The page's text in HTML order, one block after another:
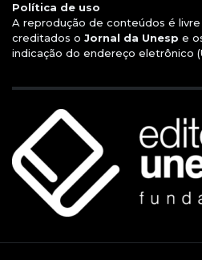
Política de uso
A reprodução de conteúdos é
creditados o Jornal da Unesp e
indicação do endereço eletrônico